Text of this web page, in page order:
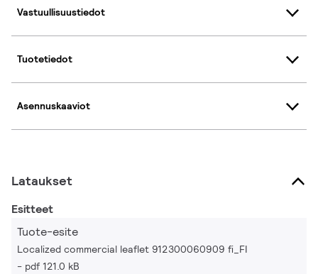
Vastuullisuustiedot
Tuotetiedot
Asennuskaaviot
Lataukset
Esitteet
Tuote-esite
Localized commercial leaflet 912300060909 fi_FI
pdf 121.0 kB